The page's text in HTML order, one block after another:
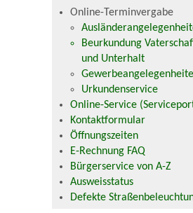
Online-Terminvergabe
Beurkundung
und Unterhalt
Urkundenservice
Online-Service
Kontaktformular
Öffnungszeiten
E-Rechnung FAQ
Bürgerservice von A-Z
Ausweisstatus
Defekte